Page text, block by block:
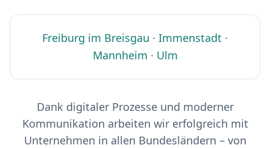
Freiburg im Breisgau · Immenstadt ·
Mannheim · Ulm
Dank digitaler Prozesse und moderner
Kommunikation arbeiten wir erfolgreich mit
Unternehmen in allen Bundesländern – von